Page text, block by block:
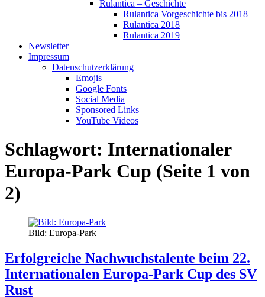
Rulantica – Geschichte
Rulantica Vorgeschichte bis 2018
Rulantica 2018
Rulantica 2019
Newsletter
Impressum
Datenschutzerklärung
Emojis
Google Fonts
Social Media
Sponsored Links
YouTube Videos
Schlagwort: Internationaler
Europa-Park Cup (Seite 1 von
2)
Bild: Europa-Park
Erfolgreiche Nachwuchstalente beim 22.
Internationalen Europa-Park Cup des SV
Rust